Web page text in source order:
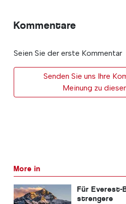
Kommentare
Seien Sie der erste Kommentar
Senden Sie uns Ihre
Meinung zu
More in
Für Everest-
strengere